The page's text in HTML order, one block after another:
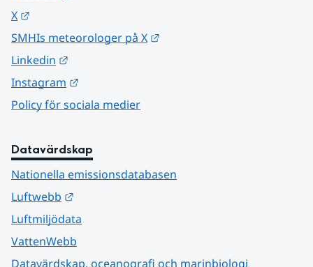
X
SMHIs meteorologer på X
Linkedin
Instagram
Policy för sociala medier
Datavärdskap
Nationella emissionsdatabasen
Luftwebb
Luftmiljödata
VattenWebb
Datavärdskap, oceanografi och marinbiologi